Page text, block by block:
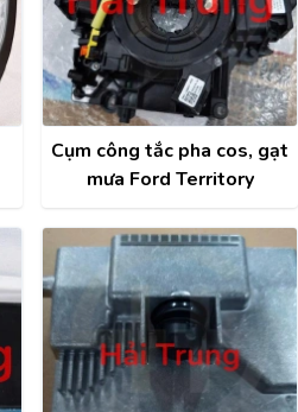
Cụm công tắc pha cos, gạt
mưa Ford Territory